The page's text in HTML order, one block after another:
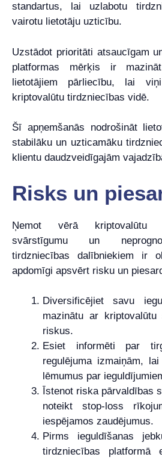
standartus, lai uzlabotu
vairotu lietotāju uzticību.
Uzstādot prioritāti atsaucīgam
platformas mērķis ir
lietotājiem pārliecību, lai
kriptovalūtu tirdzniecības vidē.
Šī apņemšanās nodrošināt
stabilāku un uzticamāku
klientu daudzveidīgajām
Risks un
Ņemot vērā kriptovalūtu
svārstīgumu un
tirdzniecības dalībniekiem ir
apdomīgi apsvērt risku un
Diversificējiet savu
mazinātu ar
riskus.
Esiet informēti par
regulējuma izmaiņām,
lēmumus par
Īstenot riska pārvaldības
noteikt stop-loss
iespējamos zaudējumus.
Pirms ieguldīšanas
tirdzniecības platformā